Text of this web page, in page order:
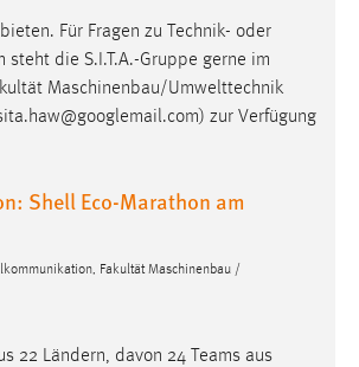
Für Fragen zu Technik- oder
steht die S.I.T.A.-Gruppe gerne im
Maschinenbau/Umwelttechnik
zur Verfügung
Shell Eco-Marathon am
Fakultät Maschinenbau /
22 Ländern, davon 24 Teams aus
erfassen Informationen anonym.
helfen uns zu verstehen, wie
unsere Website nutzen.
_pk_id, _pk_ses